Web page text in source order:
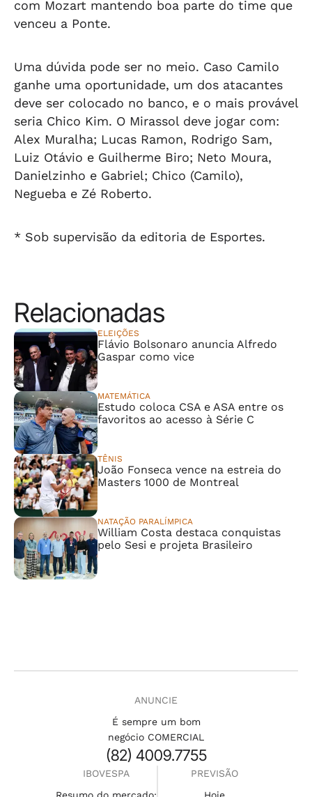
com Mozart mantendo boa parte do time que
venceu a Ponte.
Uma dúvida pode ser no meio. Caso Camilo
ganhe uma oportunidade, um dos atacantes
deve ser colocado no banco, e o mais provável
seria Chico Kim. O Mirassol deve jogar com:
Alex Muralha; Lucas Ramon, Rodrigo Sam,
Luiz Otávio e Guilherme Biro; Neto Moura,
Danielzinho e Gabriel; Chico (Camilo),
Negueba e Zé Roberto.
* Sob supervisão da editoria de Esportes.
Relacionadas
ELEIÇÕES
Flávio Bolsonaro anuncia Alfredo
Gaspar como vice
MATEMÁTICA
Estudo coloca CSA e ASA entre os
favoritos ao acesso à Série C
TÊNIS
João Fonseca vence na estreia do
Masters 1000 de Montreal
NATAÇÃO PARALÍMPICA
William Costa destaca conquistas
pelo Sesi e projeta Brasileiro
ANUNCIE
É sempre um bom
negócio COMERCIAL
(82) 4009.7755
IBOVESPA
PREVISÃO